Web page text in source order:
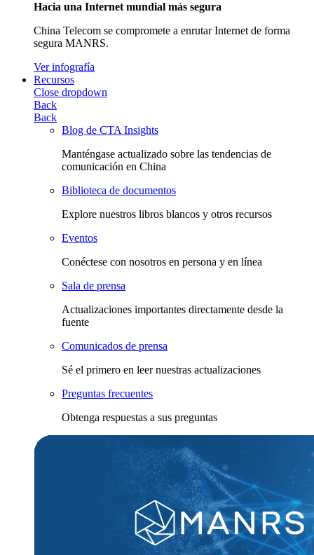
Hacia una Internet mundial más segura
China Telecom se compromete a enrutar Internet de forma
segura MANRS.
Ver infografía
Recursos
Close dropdown
Back
Back
Blog de CTA Insights
Manténgase actualizado sobre las tendencias de
comunicación en China
Biblioteca de documentos
Explore nuestros libros blancos y otros recursos
Eventos
Conéctese con nosotros en persona y en línea
Sala de prensa
Actualizaciones importantes directamente desde la
fuente
Comunicados de prensa
Sé el primero en leer nuestras actualizaciones
Preguntas frecuentes
Obtenga respuestas a sus preguntas